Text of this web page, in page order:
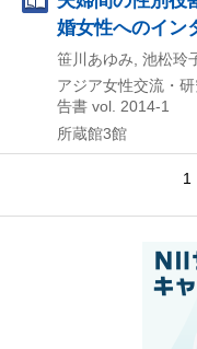
婚女性へのイン
笹川あゆみ, 池松玲
アジア女性交流・
告書 vol. 2014-1
所蔵館3館
1